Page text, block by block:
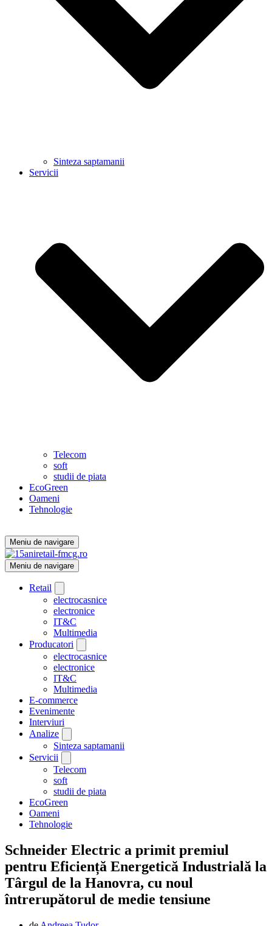
Sinteza saptamanii
Servicii
Telecom
soft
studii de piata
EcoGreen
Oameni
Tehnologie
Meniu de navigare
Meniu de navigare
Retail
electrocasnice
electronice
IT&C
Multimedia
Producatori
electrocasnice
electronice
IT&C
Multimedia
E-commerce
Evenimente
Interviuri
Analize
Sinteza saptamanii
Servicii
Telecom
soft
studii de piata
EcoGreen
Oameni
Tehnologie
Schneider Electric a primit premiul
pentru Eficiență Energetică Industrială la
Târgul de la Hanovra, cu noul
întrerupătorul de medie tensiune